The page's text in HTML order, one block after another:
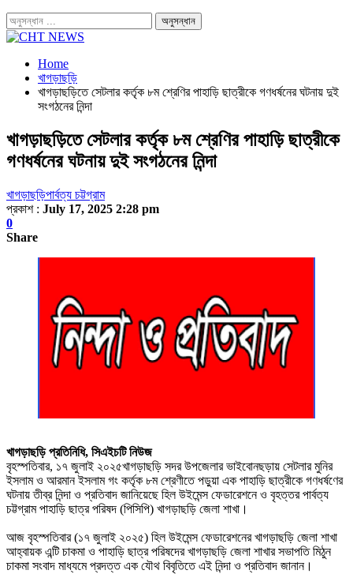
Home
খাগড়াছড়ি
খাগড়াছড়িতে সেটলার কর্তৃক ৮ম শ্রেণির পাহাড়ি ছাত্রীকে গণধর্ষনের ঘটনায় দুই
সংগঠনের নিন্দা
খাগড়াছড়িতে সেটলার কর্তৃক ৮ম শ্রেণির পাহাড়ি ছাত্রীকে
গণধর্ষনের ঘটনায় দুই সংগঠনের নিন্দা
খাগড়াছড়িপার্বত্য চট্টগ্রাম
প্রকাশ : July 17, 2025 2:28 pm
0
Share
খাগড়াছড়ি প্রতিনিধি, সিএইচটি নিউজ
বৃহস্পতিবার, ১৭ জুলাই ২০২৫খাগড়াছড়ি সদর উপজেলার ভাইবোনছড়ায় সেটলার মুনির
ইসলাম ও আরমান ইসলাম গং কর্তৃক ৮ম শ্রেণীতে পড়ুয়া এক পাহাড়ি ছাত্রীকে গণধর্ষণের
ঘটনায় তীব্র নিন্দা ও প্রতিবাদ জানিয়েছে হিল উইমেন্স ফেডারেশনে ও বৃহত্তর পার্বত্য
চট্টগ্রাম পাহাড়ি ছাত্র পরিষদ (পিসিপি) খাগড়াছড়ি জেলা শাখা।
আজ বৃহস্পতিবার (১৭ জুলাই ২০২৫) হিল উইমেন্স ফেডারেশনের খাগড়াছড়ি জেলা শাখা
আহ্বায়ক এন্টি চাকমা ও পাহাড়ি ছাত্র পরিষদের খাগড়াছড়ি জেলা শাখার সভাপতি মিঠুন
চাকমা সংবাদ মাধ্যমে প্রদত্ত এক যৌথ বিবৃতিতে এই নিন্দা ও প্রতিবাদ জানান।